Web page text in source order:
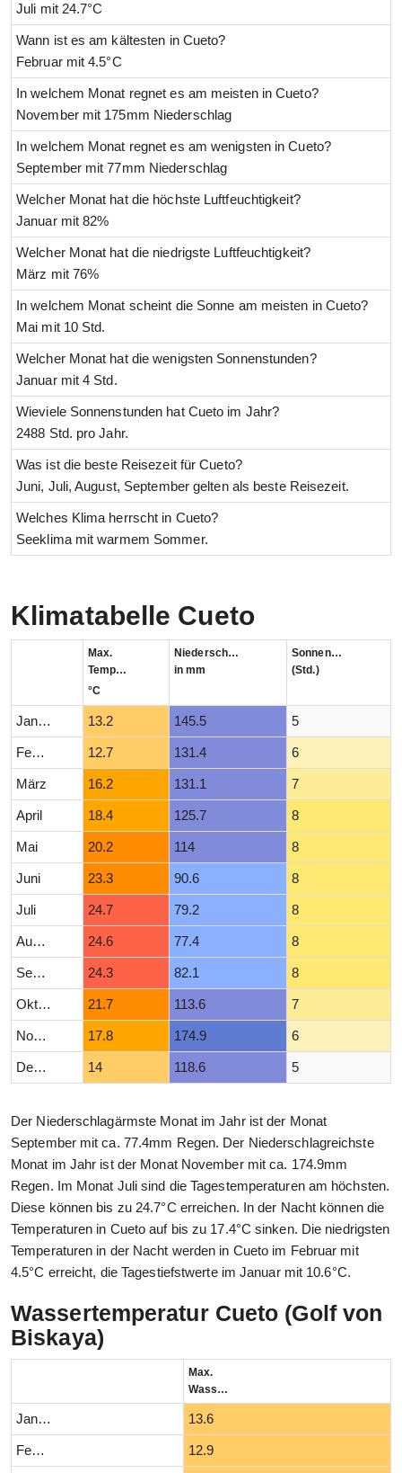
Juli mit 24.7°C
Wann ist es am kältesten in Cueto?
Februar mit 4.5°C
In welchem Monat regnet es am meisten in Cueto?
November mit 175mm Niederschlag
In welchem Monat regnet es am wenigsten in Cueto?
September mit 77mm Niederschlag
Welcher Monat hat die höchste Luftfeuchtigkeit?
Januar mit 82%
Welcher Monat hat die niedrigste Luftfeuchtigkeit?
März mit 76%
In welchem Monat scheint die Sonne am meisten in Cueto?
Mai mit 10 Std.
Welcher Monat hat die wenigsten Sonnenstunden?
Januar mit 4 Std.
Wieviele Sonnenstunden hat Cueto im Jahr?
2488 Std. pro Jahr.
Was ist die beste Reisezeit für Cueto?
Juni, Juli, August, September gelten als beste Reisezeit.
Welches Klima herrscht in Cueto?
Seeklima mit warmem Sommer.
Klimatabelle Cueto
Max.
Temperatur
°C
Niederschlag
in mm
Sonnenstunden
(Std.)
Januar 13.2 145.5 5
Februar 12.7 131.4 6
März 16.2 131.1 7
April 18.4 125.7 8
Mai 20.2 114 8
Juni 23.3 90.6 8
Juli 24.7 79.2 8
August 24.6 77.4 8
September 24.3 82.1 8
Oktober 21.7 113.6 7
November 17.8 174.9 6
Dezember 14 118.6 5
Der Niederschlagärmste Monat im Jahr ist der Monat
September mit ca. 77.4mm Regen. Der Niederschlagreichste
Monat im Jahr ist der Monat November mit ca. 174.9mm
Regen. Im Monat Juli sind die Tagestemperaturen am höchsten.
Diese können bis zu 24.7°C erreichen. In der Nacht können die
Temperaturen in Cueto auf bis zu 17.4°C sinken. Die niedrigsten
Temperaturen in der Nacht werden in Cueto im Februar mit
4.5°C erreicht, die Tagestiefstwerte im Januar mit 10.6°C.
Wassertemperatur Cueto (Golf von
Biskaya)
Max.
Wassertemperatur (°C)
Januar 13.6
Februar 12.9